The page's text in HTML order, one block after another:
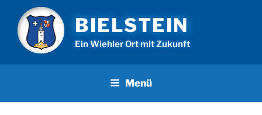
Inhalt
springen
BIELSTEIN
Ein Wiehler Ort mit Zukunft
Menü